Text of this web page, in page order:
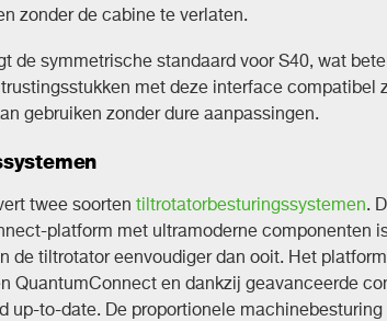
zonder de cabine te verlaten.
de symmetrische standaard voor S40, wat
met deze interface compatibel
gebruiken zonder dure aanpassingen.
twee soorten tiltrotatorbesturingssystemen.
platform met ultramoderne componenten
de tiltrotator eenvoudiger dan ooit. Het
QuantumConnect en dankzij geavanceerde
up-to-date. De proportionele machinebesturing